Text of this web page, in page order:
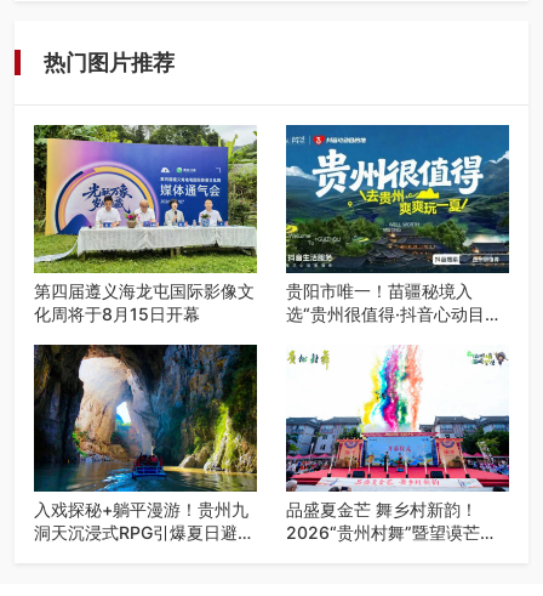
热门图片推荐
第四届遵义海龙屯国际影像文
化周将于8月15日开幕
贵阳市唯一！苗疆秘境入
选“贵州很值得·抖音心动目的
赴一场秘境之约
入戏探秘+躺平漫游！贵州九
洞天沉浸式RPG引爆夏日避暑
品盛夏金芒 舞乡村新韵！
2026“贵州村舞”暨望谟芒果